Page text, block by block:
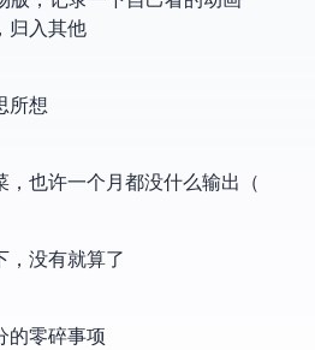
，归入其他
所想
菜，也许一个月都没什么输出（
，没有就算了
的零碎事项